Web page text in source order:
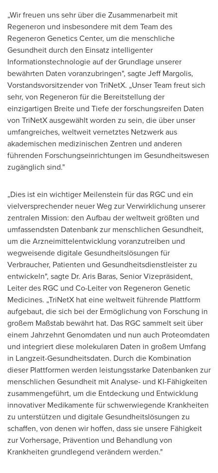
„Wir freuen uns sehr über die Zusammenarbeit mit
Regeneron und insbesondere mit dem Team des
Regeneron Genetics Center, um die menschliche
Gesundheit durch den Einsatz intelligenter
Informationstechnologie auf der Grundlage unserer
bewährten Daten voranzubringen", sagte Jeff Margolis,
Vorstandsvorsitzender von TriNetX. „Unser Team freut sich
sehr, von Regeneron für die Bereitstellung der
einzigartigen Breite und Tiefe der forschungsreifen Daten
von TriNetX ausgewählt worden zu sein, die über unser
umfangreiches, weltweit vernetztes Netzwerk aus
akademischen medizinischen Zentren und anderen
führenden Forschungseinrichtungen im Gesundheitswesen
zugänglich sind."
„Dies ist ein wichtiger Meilenstein für das RGC und ein
vielversprechender neuer Weg zur Verwirklichung unserer
zentralen Mission: den Aufbau der weltweit größten und
umfassendsten Datenbank zur menschlichen Gesundheit,
um die Arzneimittelentwicklung voranzutreiben und
wegweisende digitale Gesundheitslösungen für
Verbraucher, Patienten und Gesundheitsdienstleister zu
entwickeln", sagte Dr. Aris Baras, Senior Vizepräsident,
Leiter des RGC und Co-Leiter von Regeneron Genetic
Medicines. „TriNetX hat eine weltweit führende Plattform
aufgebaut, die sich bei der Ermöglichung von Forschung in
großem Maßstab bewährt hat. Das RGC sammelt seit über
einem Jahrzehnt Genomdaten und nun auch Proteomdaten
und integriert diese molekularen Daten in großem Umfang
in Langzeit-Gesundheitsdaten. Durch die Kombination
dieser Plattformen werden leistungsstarke Datenbanken zur
menschlichen Gesundheit mit Analyse- und KI-Fähigkeiten
zusammengeführt, um die Entdeckung und Entwicklung
innovativer Medikamente für schwerwiegende Krankheiten
zu unterstützen und digitale Gesundheitslösungen zu
schaffen, von denen wir hoffen, dass sie unsere Fähigkeit
zur Vorhersage, Prävention und Behandlung von
Krankheiten grundlegend verändern werden."